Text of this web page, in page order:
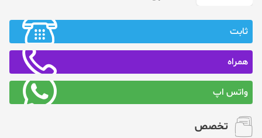
ثابت
همراه
واتس اپ
تخصص